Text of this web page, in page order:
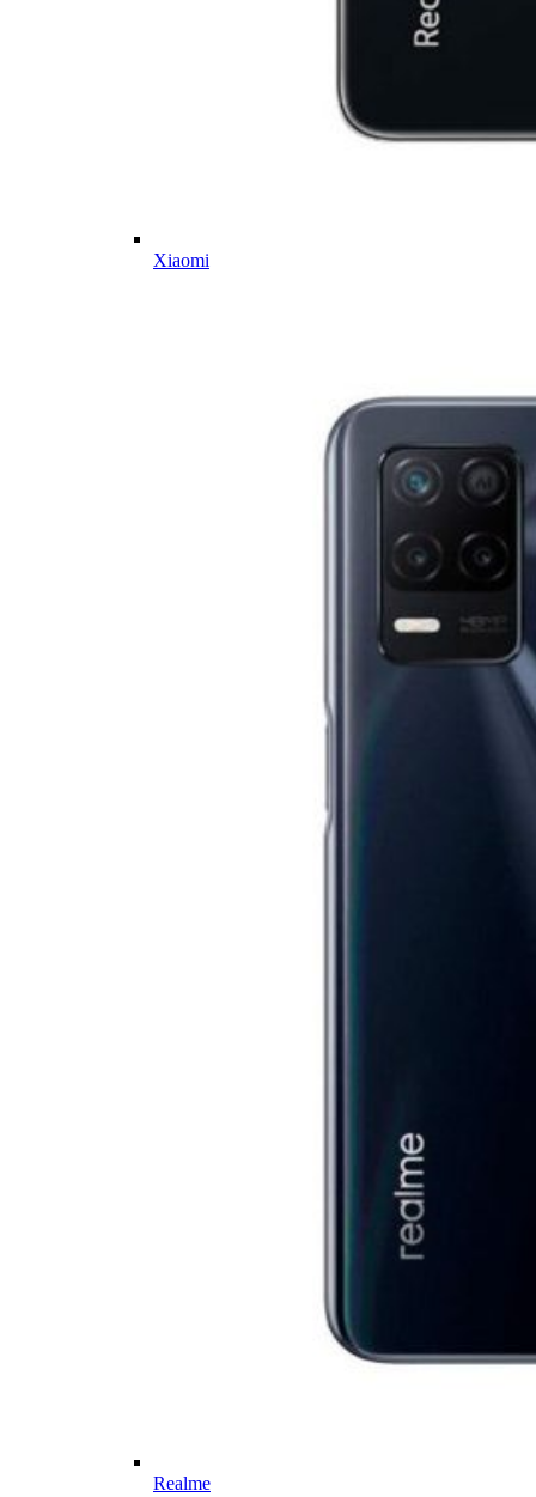
Xiaomi
Realme